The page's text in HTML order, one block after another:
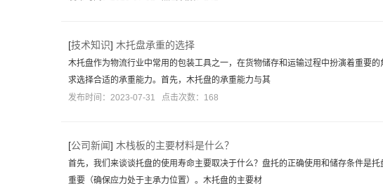
[技术知识] 木托盘承重的选择
木托盘作为物流行业中常用的包装工具之一，在货物储存和运输过程中扮演着重要
求选择合适的承重能力。首先，木托盘的承重能力与其
发布时间：2023-07-31 点击次数：168
[公司新闻] 木栈板的主要材料是什么？
首先，我们来谈谈托盘的使用寿命主要取决于什么？盘托的正确使用和储存条件是
重要（确保应力处于主承力位置）。木托盘的主要材